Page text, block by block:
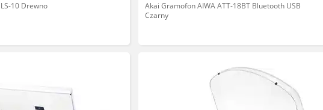
10 Drewno
Akai Gramofon AIWA ATT-18BT Bluetooth USB
Czarny